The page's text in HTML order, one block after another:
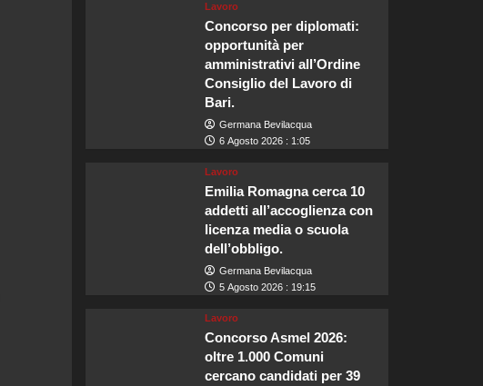
Lavoro
Concorso per diplomati:
opportunità per
amministrativi all’Ordine
Consiglio del Lavoro di
Bari.
Germana Bevilacqua
6 Agosto 2026 : 1:05
Lavoro
Emilia Romagna cerca 10
addetti all’accoglienza con
licenza media o scuola
dell’obbligo.
Germana Bevilacqua
5 Agosto 2026 : 19:15
Lavoro
Concorso Asmel 2026:
oltre 1.000 Comuni
cercano candidati per 39